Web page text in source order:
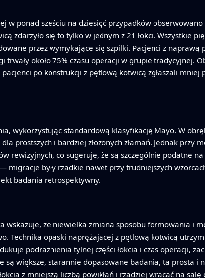
w ponad sześciu na dziesięć przypadków obserwowano
zdarzyło się to tylko w jednym z 21 łokci. Wszystkie
przez wymykające się szpilki. Pacjenci z naprawą
około 75% czasu operacji w grupie tradycyjnej.
po konstrukcji z pętlową kotwicą zgłaszali mniej
wykorzystując standardową klasyfikację Mayo. W
prostszych i bardziej złożonych złamań. Jednak przy
rewizyjnych, co sugeruje, że są szczególnie podatne
migracje były rzadkie nawet przy trudniejszych
badania retrospektywny.
wskazuje, że niewielka zmiana sposobu formowania i
Technika opaski naprężającej z pętlową kotwicą
podrażnienia tylnej części łokcia i czas operacji,
są większe, starannie dopasowane badania, ta prosta i
z mniejszą liczbą powikłań i rzadziej wracać na salę